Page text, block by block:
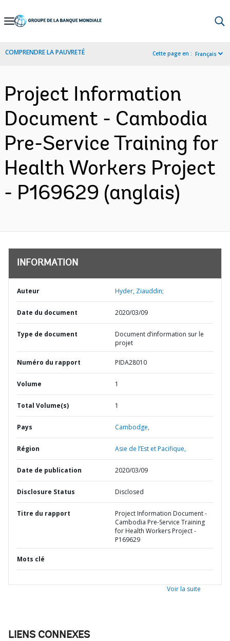
Skip
Navigation
COMPRENDRE LA PAUVRETÉ Cette page en : Français
Project Information
Document - Cambodia
Pre-Service Training for
Health Workers Project
- P169629 (anglais)
INFORMATION
Auteur Hyder, Ziauddin;
Date du document 2020/03/09
Type de document
Document d’information sur le
projet
Numéro du rapport PIDA28010
Volume 1
Total Volume(s) 1
Pays Cambodge,
Région Asie de l’Est et Pacifique,
Date de publication 2020/03/09
Disclosure Status Disclosed
Titre du rapport
Project Information Document -
Cambodia Pre-Service Training
for Health Workers Project -
P169629
Mots clé
Voir la suite
LIENS CONNEXES